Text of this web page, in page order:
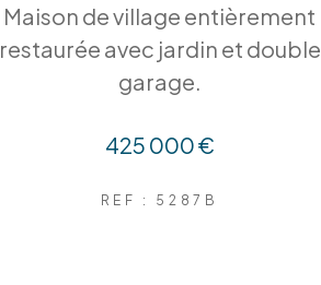
Maison de village entièrement
restaurée avec jardin et double
garage.
425 000 €
REF : 5287B